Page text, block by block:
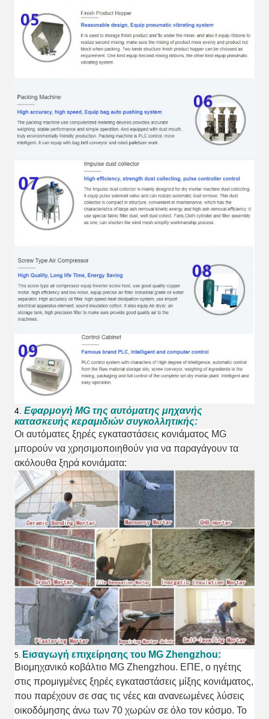
4. Εφαρμογή MG της αυτόματης μηχανής
κατασκευής κεραμιδιών συγκολλητικής:
Οι αυτόματες ξηρές εγκαταστάσεις κονιάματος MG
μπορούν να χρησιμοποιηθούν για να παραγάγουν τα
ακόλουθα ξηρά κονιάματα:
5. Εισαγωγή επιχείρησης του MG Zhengzhou:
Βιομηχανικό κοβάλτιο MG Zhengzhou. ΕΠΕ, ο ηγέτης
στις προμιγμένες ξηρές εγκαταστάσεις μίξης κονιάματος,
που παρέχουν σε σας τις νέες και ανανεωμένες λύσεις
οικοδόμησης άνω των 70 χωρών σε όλο τον κόσμο. Το